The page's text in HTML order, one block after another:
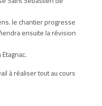
le chantier progresse
ensuite la révision
à réaliser tout au cours